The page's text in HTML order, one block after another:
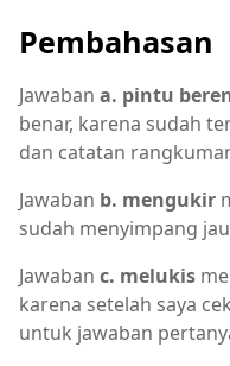
Pembahasan
Jawaban a. pintu
benar, karena sudah
dan catatan
Jawaban b. mengukir
sudah menyimpang
Jawaban c. melukis
karena setelah saya
untuk jawaban